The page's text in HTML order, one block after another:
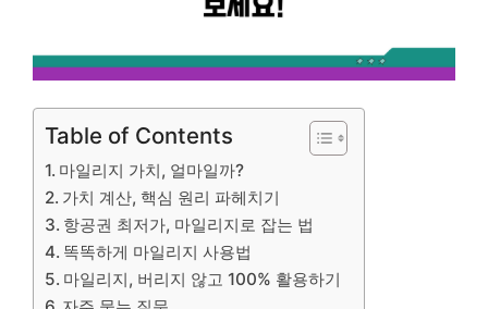
Table of Contents
마일리지 가치, 얼마일까?
가치 계산, 핵심 원리 파헤치기
항공권 최저가, 마일리지로 잡는 법
똑똑하게 마일리지 사용법
마일리지, 버리지 않고 100% 활용하기